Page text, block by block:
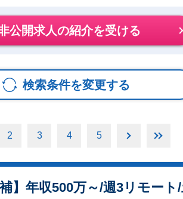
公開求人の紹介を受ける
検索条件を変更する
2 3 4 5
】年収500万～/週3リモー